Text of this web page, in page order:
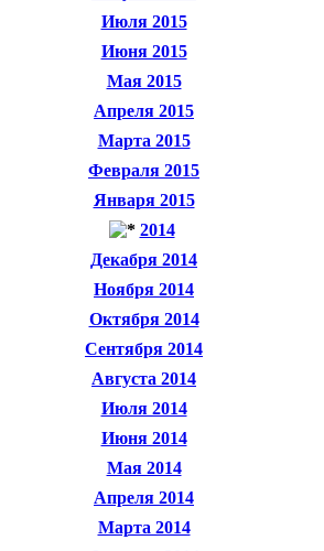
Июля 2015
Июня 2015
Мая 2015
Апреля 2015
Марта 2015
Февраля 2015
Января 2015
2014
Декабря 2014
Ноября 2014
Октября 2014
Сентября 2014
Августа 2014
Июля 2014
Июня 2014
Мая 2014
Апреля 2014
Марта 2014